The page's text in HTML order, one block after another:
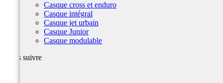
Casque cross et enduro
Casque intégral
Casque jet urbain
Casque Junior
Casque modulable
Nous suivre